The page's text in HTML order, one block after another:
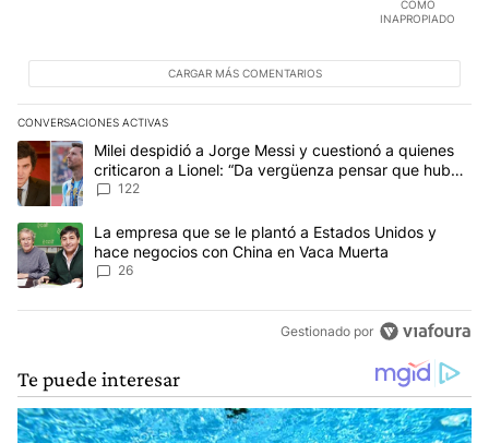
COMO
INAPROPIADO
CARGAR MÁS COMENTARIOS
CONVERSACIONES ACTIVAS
Este listado muestra los artículos con más comentarios en los
Un artículo de tendencia con el título "Milei despidió a Jorge
Milei despidió a Jorge Messi y cuestionó a quienes
criticaron a Lionel: “Da vergüenza pensar que hubo
anti-Messi”
122
Un artículo de tendencia con el título "La empresa que se le
La empresa que se le plantó a Estados Unidos y
hace negocios con China en Vaca Muerta
26
Gestionado por